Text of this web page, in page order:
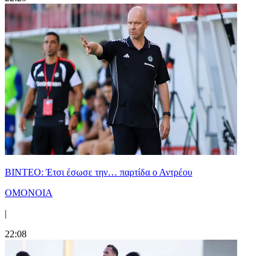
ΒΙΝΤΕΟ: Έτσι έσωσε την… παρτίδα ο Αντρέου
ΟΜΟΝΟΙΑ
|
22:08